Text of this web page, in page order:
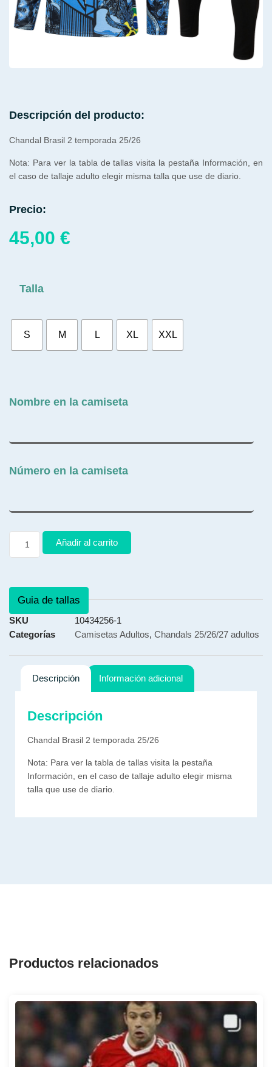
Descripción del producto:
Chandal Brasil 2 temporada 25/26
Nota: Para ver la tabla de tallas visita la pestaña Información, en
el caso de tallaje adulto elegir misma talla que use de diario.
Precio:
45,00 €
Talla
S M L XL XXL
Nombre en la camiseta
Número en la camiseta
Añadir al carrito
Guia de tallas
SKU
10434256-1
Categorías
Camisetas Adultos, Chandals 25/26/27 adultos
Descripción Información adicional
Descripción
Chandal Brasil 2 temporada 25/26
Nota: Para ver la tabla de tallas visita la pestaña
Información, en el caso de tallaje adulto elegir misma
talla que use de diario.
Productos relacionados